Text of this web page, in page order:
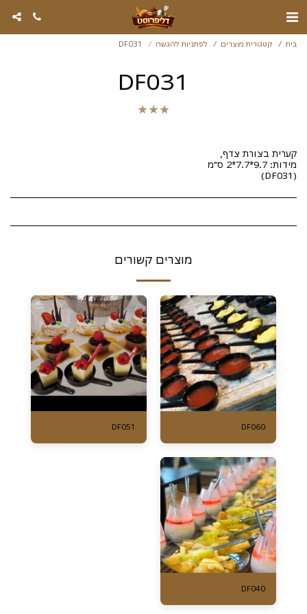
בית קטגורית מוצרים לפתניות להגשה DF031
DF031
★
★
★
(DF031)
מוצרים קשורים
DF060
DF051
DF040